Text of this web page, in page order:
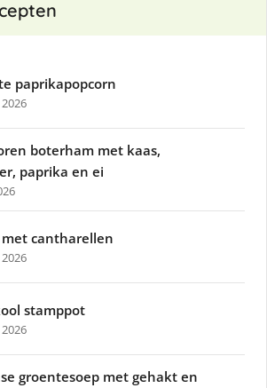
paprikapopcorn
boterham met kaas,
paprika en ei
cantharellen
stamppot
groentesoep met gehakt en